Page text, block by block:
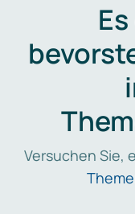
Versuchen Sie,